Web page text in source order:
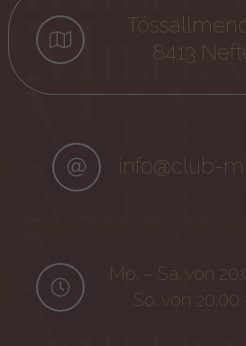
8413
info@club-
Mo. – Sa. von
So. von